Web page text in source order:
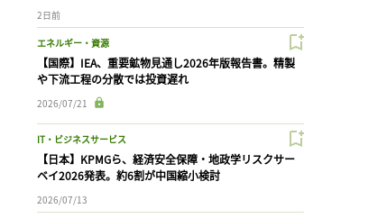
2日前
エネルギー・資源
【国際】IEA、重要鉱物見通し2026年版報告書。精製
や下流工程の分散では投資遅れ
2026/07/21
IT・ビジネスサービス
【日本】KPMGら、経済安全保障・地政学リスクサー
ベイ2026発表。約6割が中国縮小検討
2026/07/13